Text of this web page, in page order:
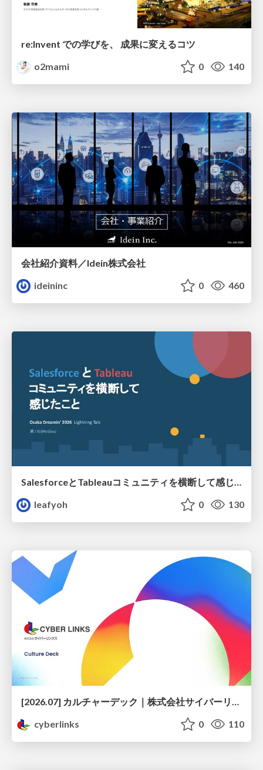
re:Invent での学びを、 成果に変えるコツ
o2mami
0 140
会社紹介資料／Idein株式会社
ideininc
0 460
SalesforceとTableauコミュニティを横断して感じたこと（Osaka Dreamin）
leafyoh
0 130
cyberlinks
0 110